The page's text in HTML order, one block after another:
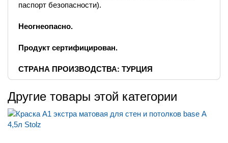
паспорт безопасности).
Неогнеопасно.
Продукт сертифицирован.
СТРАНА ПРОИЗВОДСТВА: ТУРЦИЯ
Другие товары этой категории